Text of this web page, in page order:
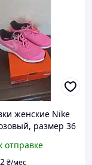
женские Nike
размер 36
отправке
₴/мес